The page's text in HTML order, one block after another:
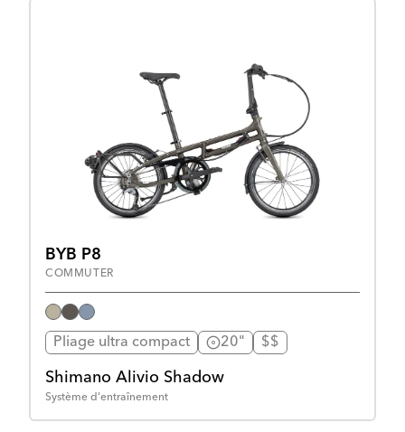
BYB P8
COMMUTER
Pliage ultra compact 20" $$
Shimano Alivio Shadow
Système d'entraînement